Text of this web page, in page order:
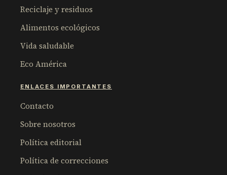
Reciclaje y residuos
Alimentos ecológicos
Vida saludable
Eco América
ENLACES IMPORTANTES
Contacto
Sobre nosotros
Política editorial
Política de correcciones